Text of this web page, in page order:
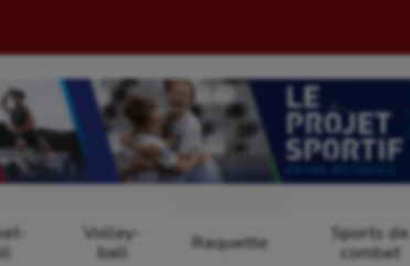
Volley-
ball
Raquette
Sports de
combat